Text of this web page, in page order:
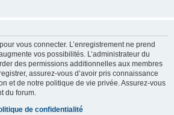
vous connecter. L’enregistrement ne prend
vos possibilités. L’administrateur du
des permissions additionnelles aux membres
assurez-vous d’avoir pris connaissance
et de notre politique de vie privée. Assurez-vous
du forum.
de confidentialité